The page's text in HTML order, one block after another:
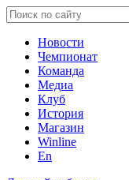
Новости
Чемпионат
Команда
Медиа
Клуб
История
Магазин
Winline
En